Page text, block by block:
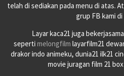
telah di sediakan pada menu di atas.
grup FB kami di
Layar kaca21 juga
seperti melongfilm layarfilm21
drakor indo animeku, dunia21 ilk21
movie juragan film 21